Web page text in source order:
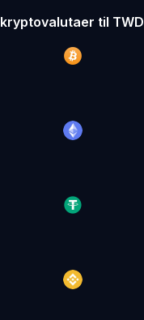
til TWD